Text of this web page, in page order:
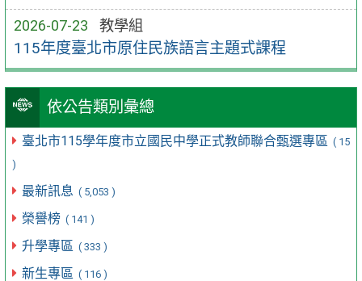
2026-07-23 教學組
115年度臺北市原住民族語言主題式課程
依公告類別彙總
臺北市115學年度市立國民中學正式教師聯合甄選專區 ( 15
)
最新訊息 ( 5,053 )
榮譽榜 ( 141 )
升學專區 ( 333 )
新生專區 ( 116 )